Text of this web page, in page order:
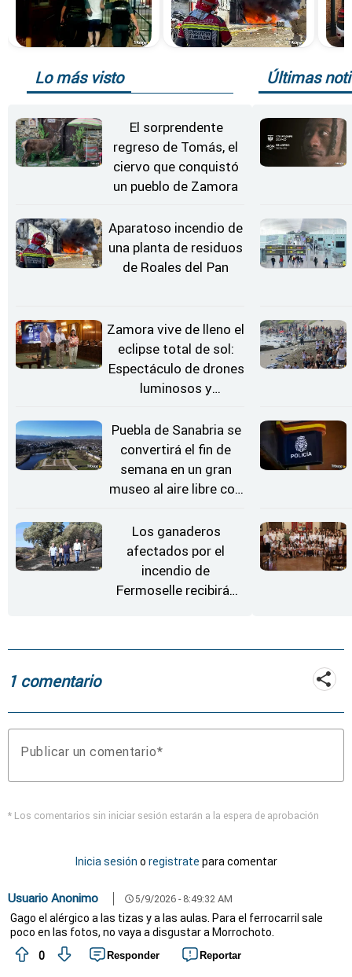
Lo más visto
El sorprendente
regreso de Tomás, el
ciervo que conquistó
un pueblo de Zamora
Aparatoso incendio de
una planta de residuos
de Roales del Pan
Zamora vive de lleno el
eclipse total de sol:
Espectáculo de drones
luminosos y
Estrellas
Puebla de Sanabria se
convertirá el fin de
semana en un gran
museo al aire libre con
Los ganaderos
afectados por el
incendio de
Fermoselle recibirán
Últimas
1 comentario
Publicar un comentario
* Los comentarios sin iniciar sesión estarán a la espera de aprobación
Inicia sesión o registrate para comentar
Usuario Anonimo schedule 5/9/2026 - 8:49:32 AM
Gago el alérgico a las tizas y a las aulas. Para el ferrocarril sale
poco en las fotos, no vaya a disgustar a Morrochoto.
0
Responder Reportar